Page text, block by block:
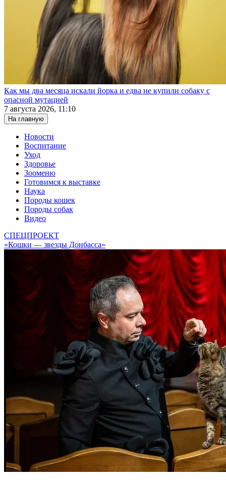
Как мы два месяца искали йорка и едва не купили собаку с
опасной мутацией
7 августа 2026, 11:10
На главную
Новости
Воспитание
Уход
Здоровье
Зооменю
Готовимся к выставке
Наука
Породы кошек
Породы собак
Видео
СПЕЦПРОЕКТ
«Кошки — звезды Донбасса»